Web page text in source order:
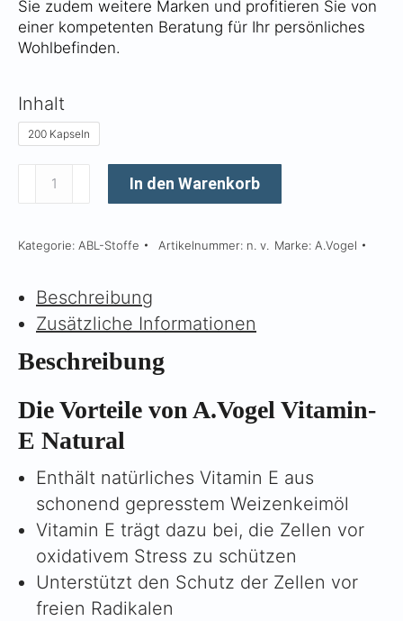
Sie zudem weitere Marken und profitieren Sie von
einer kompetenten Beratung für Ihr persönliches
Wohlbefinden.
Inhalt
200 Kapseln
Vogel
Vitamin
Menge
In den Warenkorb
Kategorie: ABL-Stoffe Artikelnummer: n. v. Marke: A.Vogel
Beschreibung
Zusätzliche Informationen
Beschreibung
Die Vorteile von A.Vogel Vitamin-
E Natural
Enthält natürliches Vitamin E aus
schonend gepresstem Weizenkeimöl
Vitamin E trägt dazu bei, die Zellen vor
oxidativem Stress zu schützen
Unterstützt den Schutz der Zellen vor
freien Radikalen